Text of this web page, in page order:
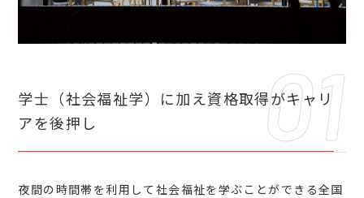
学士（社会福祉学）に加え資格取得がキャリ
アを後押し
夜間の時間帯を利用して社会福祉を学ぶことができる全国